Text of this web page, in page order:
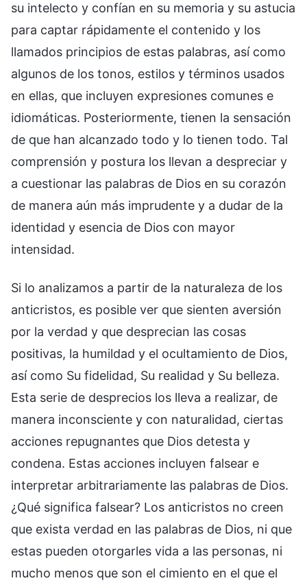
su intelecto y confían en su memoria y su astucia
para captar rápidamente el contenido y los
llamados principios de estas palabras, así como
algunos de los tonos, estilos y términos usados
en ellas, que incluyen expresiones comunes e
idiomáticas. Posteriormente, tienen la sensación
de que han alcanzado todo y lo tienen todo. Tal
comprensión y postura los llevan a despreciar y
a cuestionar las palabras de Dios en su corazón
de manera aún más imprudente y a dudar de la
identidad y esencia de Dios con mayor
intensidad.
Si lo analizamos a partir de la naturaleza de los
anticristos, es posible ver que sienten aversión
por la verdad y que desprecian las cosas
positivas, la humildad y el ocultamiento de Dios,
así como Su fidelidad, Su realidad y Su belleza.
Esta serie de desprecios los lleva a realizar, de
manera inconsciente y con naturalidad, ciertas
acciones repugnantes que Dios detesta y
condena. Estas acciones incluyen falsear e
interpretar arbitrariamente las palabras de Dios.
¿Qué significa falsear? Los anticristos no creen
que exista verdad en las palabras de Dios, ni que
estas pueden otorgarles vida a las personas, ni
mucho menos que son el cimiento en el que el